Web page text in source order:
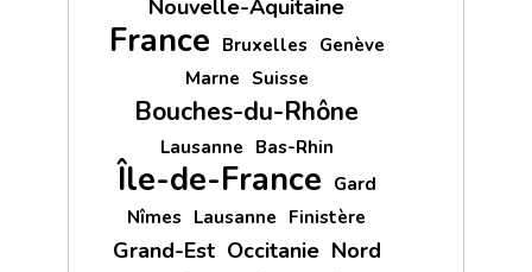
Nouvelle-Aquitaine
France Bruxelles Genève
Marne Suisse
Bouches-du-Rhône
Lausanne Bas-Rhin
Île-de-France Gard
Nîmes Lausanne Finistère
Grand-Est Occitanie Nord